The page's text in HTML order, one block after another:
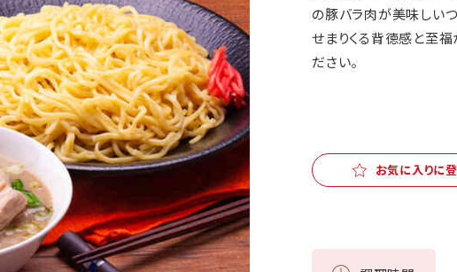
の豚バラ肉が美味しい
せまりくる背徳感と至
ださい。
お気に入りに